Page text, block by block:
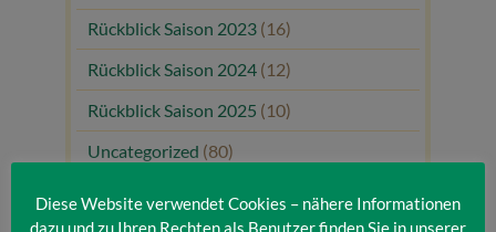
Rückblick Saison 2023 (16)
Rückblick Saison 2024 (12)
Rückblick Saison 2025 (10)
Uncategorized (80)
Diese Website verwendet Cookies – nähere Informationen